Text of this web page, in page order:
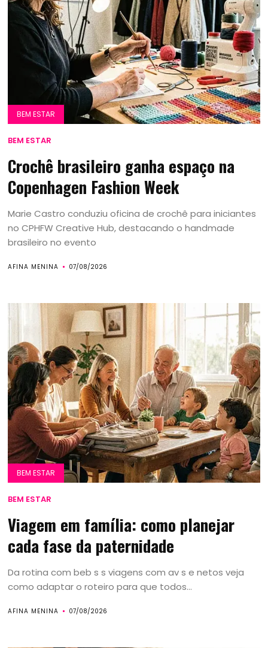
BEM ESTAR
BEM ESTAR
Crochê brasileiro ganha espaço na
Copenhagen Fashion Week
Marie Castro conduziu oficina de crochê para iniciantes
no CPHFW Creative Hub, destacando o handmade
brasileiro no evento
AFINA MENINA 07/08/2026
BEM ESTAR
BEM ESTAR
Viagem em família: como planejar
cada fase da paternidade
Da rotina com beb s s viagens com av s e netos veja
como adaptar o roteiro para que todos...
AFINA MENINA 07/08/2026